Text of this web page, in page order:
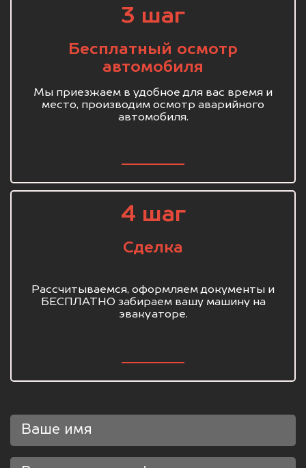
3 шаг
Бесплатный осмотр
автомобиля
Мы приезжаем в удобное для вас время и
место, производим осмотр аварийного
автомобиля.
4 шаг
Сделка
Рассчитываемся, оформляем документы и
БЕСПЛАТНО забираем вашу машину на
эвакуаторе.